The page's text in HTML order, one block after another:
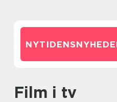
film i tv